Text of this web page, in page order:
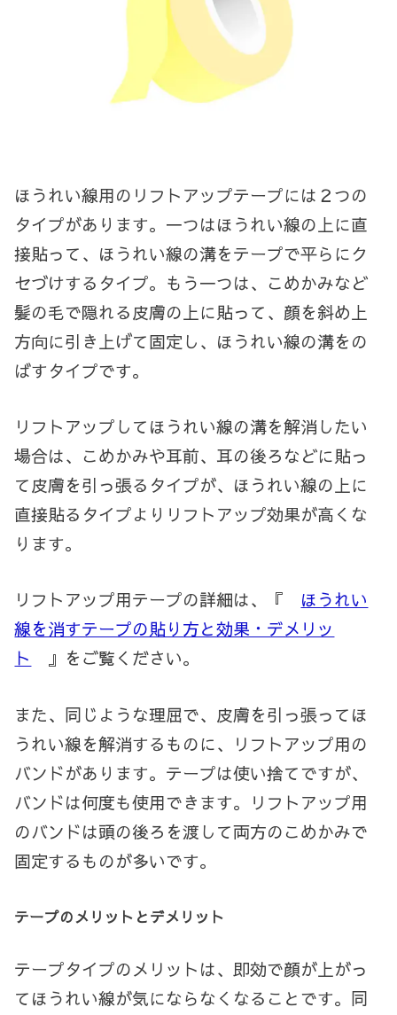
ほうれい線用のリフトアップテープには２つの
タイプがあります。一つはほうれい線の上に直
接貼って、ほうれい線の溝をテープで平らにク
セづけするタイプ。もう一つは、こめかみなど
髪の毛で隠れる皮膚の上に貼って、顔を斜め上
方向に引き上げて固定し、ほうれい線の溝をの
ばすタイプです。
リフトアップしてほうれい線の溝を解消したい
場合は、こめかみや耳前、耳の後ろなどに貼っ
て皮膚を引っ張るタイプが、ほうれい線の上に
直接貼るタイプよりリフトアップ効果が高くな
ります。
リフトアップ用テープの詳細は、『 ほうれい
線を消すテープの貼り方と効果・デメリッ
ト
』をご覧ください。
また、同じような理屈で、皮膚を引っ張ってほ
うれい線を解消するものに、リフトアップ用の
バンドがあります。テープは使い捨てですが、
バンドは何度も使用できます。リフトアップ用
のバンドは頭の後ろを渡して両方のこめかみで
固定するものが多いです。
テープのメリットとデメリット
テープタイプのメリットは、即効で顔が上がっ
てほうれい線が気にならなくなることです。同